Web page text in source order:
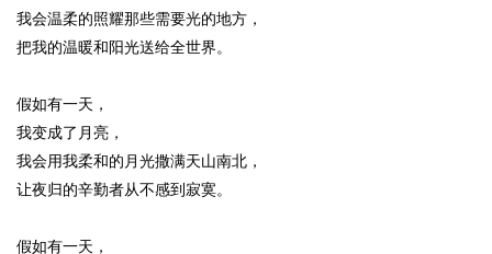
我会温柔的照耀那些需要光的地方，
把我的温暖和阳光送给全世界。
假如有一天，
我变成了月亮，
我会用我柔和的月光撒满天山南北，
让夜归的辛勤者从不感到寂寞。
假如有一天，